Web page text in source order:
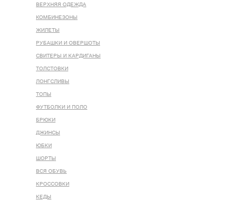
ВЕРХНЯЯ ОДЕЖДА
КОМБИНЕЗОНЫ
ЖИЛЕТЫ
РУБАШКИ И ОВЕРШОТЫ
СВИТЕРЫ И КАРДИГАНЫ
ТОЛСТОВКИ
ЛОНГСЛИВЫ
ТОПЫ
ФУТБОЛКИ И ПОЛО
БРЮКИ
ДЖИНСЫ
ЮБКИ
ШОРТЫ
ВСЯ ОБУВЬ
КРОССОВКИ
КЕДЫ